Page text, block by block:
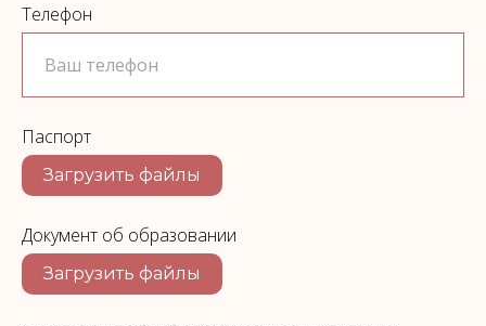
Телефон
Паспорт
Загрузить файлы
Документ об образовании
Загрузить файлы